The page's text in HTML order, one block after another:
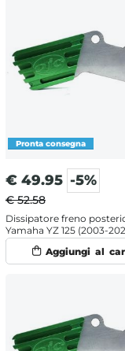
€ 49.95 -5%
€ 52.58
Dissipatore freno
Yamaha YZ 125 (2003-
Verde